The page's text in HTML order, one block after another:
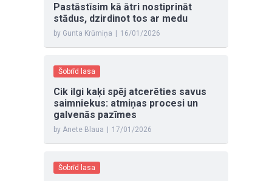
Pastāstīsim kā ātri nostiprināt
stādus, dzirdinot tos ar medu
by Gunta Krūmiņa | 16/01/2026
Šobrīd lasa
Cik ilgi kaķi spēj atcerēties savus
saimniekus: atmiņas procesi un
galvenās pazīmes
by Anete Blaua | 17/01/2026
Šobrīd lasa